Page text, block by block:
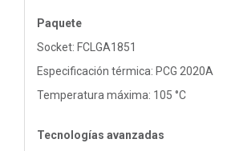
Paquete
Socket: FCLGA1851
Especificación térmica: PCG 2020A
Temperatura máxima: 105 °C
Tecnologías avanzadas